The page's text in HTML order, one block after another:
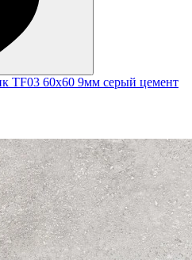
TF03 60x60 9мм серый цемент